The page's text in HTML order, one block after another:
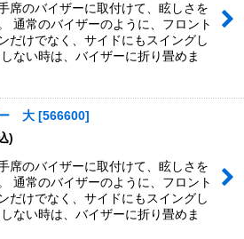
席のバイザーに取付けて、眩しさを
通常のバイザーのように、フロント
だけでなく、サイドにもスイングし
ない時は、バイザーに折り畳めま
ー 大 [566600]
)
席のバイザーに取付けて、眩しさを
通常のバイザーのように、フロント
だけでなく、サイドにもスイングし
ない時は、バイザーに折り畳めま